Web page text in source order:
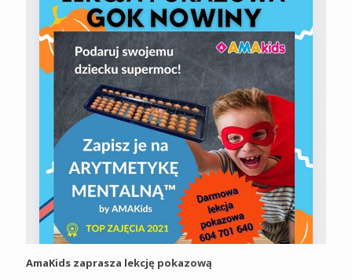
AmaKids zaprasza lekcję pokazową